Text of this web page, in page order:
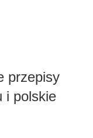
przepisy
i polskie